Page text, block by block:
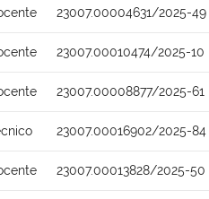
23007.00004631/2025-49
23007.00010474/2025-10
23007.00008877/2025-61
23007.00016902/2025-84
23007.00013828/2025-50